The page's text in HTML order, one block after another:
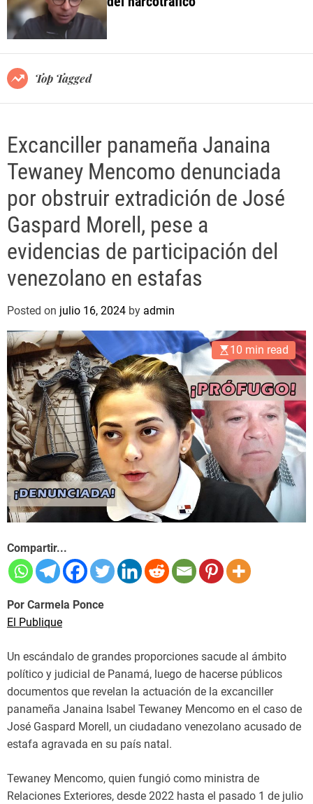
o
e
Top Tagged
Excanciller panameña Janaina
Tewaney Mencomo denunciada
por obstruir extradición de José
Gaspard Morell, pese a
evidencias de participación del
venezolano en estafas
Posted on julio 16, 2024 by admin
10 min read
Compartir...
Por Carmela Ponce
El Publique
Un escándalo de grandes proporciones sacude al ámbito
político y judicial de Panamá, luego de hacerse públicos
documentos que revelan la actuación de la excanciller
panameña Janaina Isabel Tewaney Mencomo en el caso de
José Gaspard Morell, un ciudadano venezolano acusado de
estafa agravada en su país natal.
Tewaney Mencomo, quien fungió como ministra de
Relaciones Exteriores, desde 2022 hasta el pasado 1 de julio